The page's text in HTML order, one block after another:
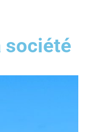
société